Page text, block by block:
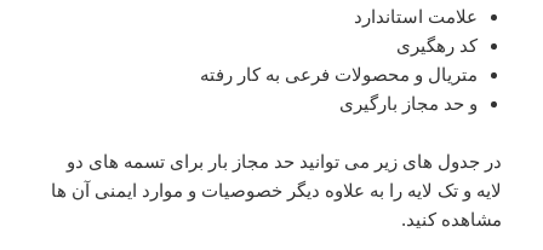
علامت استاندارد
کد رهگیری
متریال و محصولات فرعی به کار رفته
و حد مجاز بارگیری
در جدول های زیر می توانید حد مجاز بار برای تسمه های دو
لایه و تک لایه را به علاوه دیگر خصوصیات و موارد ایمنی آن ها
مشاهده کنید.